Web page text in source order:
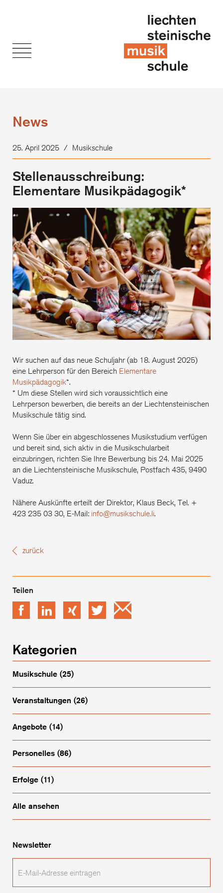
News
25. April 2025 / Musikschule
Stellenausschreibung:
Elementare Musikpädagogik*
Wir suchen auf das neue Schuljahr (ab 18. August 2025)
eine Lehrperson für den Bereich Elementare
Musikpädagogik*.
* Um diese Stellen wird sich voraussichtlich eine
Lehrperson bewerben, die bereits an der Liechtensteinischen
Musikschule tätig sind.
Wenn Sie über ein abgeschlossenes Musikstudium verfügen
und bereit sind, sich aktiv in die Musikschularbeit
einzubringen, richten Sie Ihre Bewerbung bis 24. Mai 2025
an die Liechtensteinische Musikschule, Postfach 435, 9490
Vaduz.
Nähere Auskünfte erteilt der Direktor, Klaus Beck, Tel. +
423 235 03 30, E-Mail: info@musikschule.li.
zurück
Facebook LinkedIn xing Twitter
Kategorien
Musikschule (25)
Veranstaltungen (26)
Angebote (14)
Personelles (86)
Erfolge (11)
Alle ansehen
Newsletter
Mail-
Adresse